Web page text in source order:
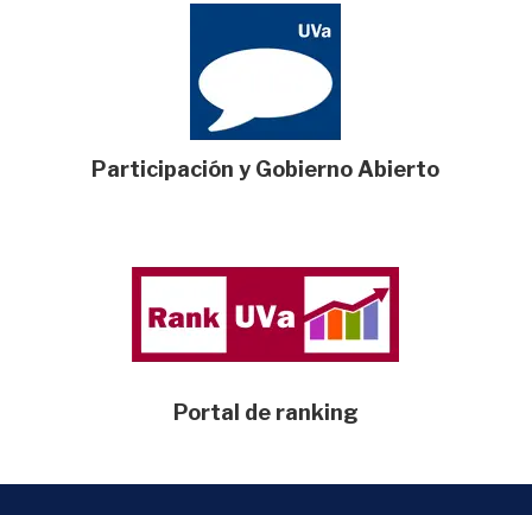
Participación y Gobierno Abierto
Portal de ranking